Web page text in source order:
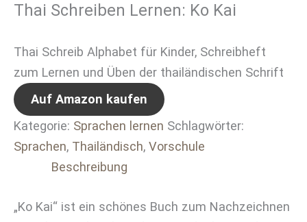
Thai Schreiben Lernen: Ko Kai
Thai Schreib Alphabet für Kinder, Schreibheft
zum Lernen und Üben der thailändischen Schrift
Auf Amazon kaufen
Kategorie: Sprachen lernen Schlagwörter:
Sprachen, Thailändisch, Vorschule
Beschreibung
„Ko Kai“ ist ein schönes Buch zum Nachzeichnen